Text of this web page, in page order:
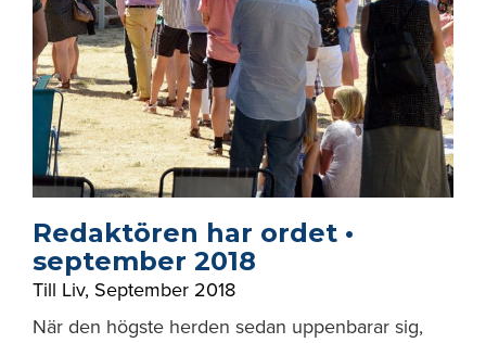
Redaktören har ordet •
september 2018
Till Liv, September 2018
När den högste herden sedan uppenbarar sig,